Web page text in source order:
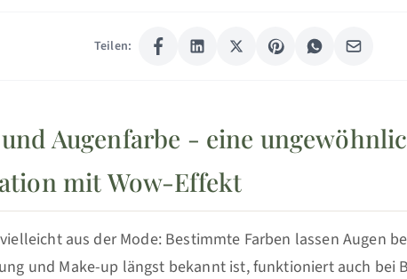
Teilen:
Augenfarbe - eine
mit Wow-Effekt
aus der Mode: Bestimmte Farben lassen Augen
und Make-up längst bekannt ist, funktioniert auch bei